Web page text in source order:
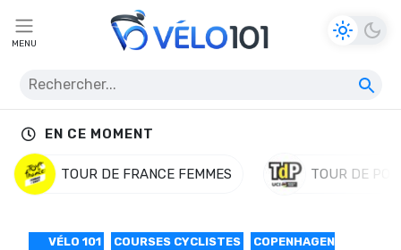
MENU
EN CE MOMENT
TOUR DE FRANCE FEMMES TOUR DE
VÉLO 101 COURSES CYCLISTES
COPENHAGEN